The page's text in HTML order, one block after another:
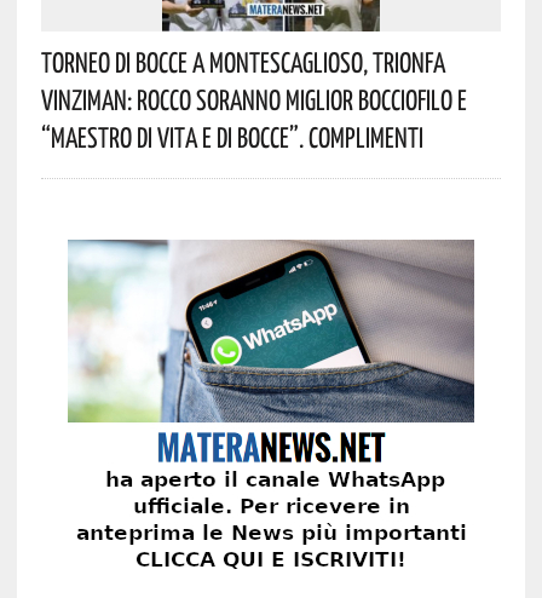
Torneo Di Bocce A Montescaglioso, Trionfa
Vinziman: Rocco Soranno Miglior Bocciofilo E
“Maestro Di Vita E Di Bocce”. Complimenti